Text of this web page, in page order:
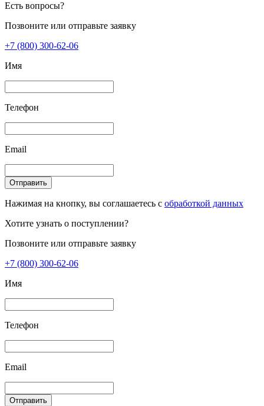
Есть вопросы?
Позвоните или отправьте заявку
+7 (800) 300-62-06
Имя
Телефон
Email
Отправить
Нажимая на кнопку, вы соглашаетесь с обработкой данных
Хотите узнать о поступлении?
Позвоните или отправьте заявку
+7 (800) 300-62-06
Имя
Телефон
Email
Отправить